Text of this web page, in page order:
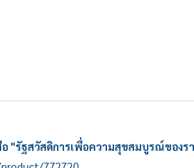
"รัฐสวัสดิการเพื่อความสุขสมบูรณ์ของร